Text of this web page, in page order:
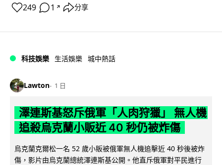
249 1 ↗ 分享
科技娛樂 生活娛樂 城中熱話
Lawton 1 日
澤連斯基怒斥俄軍「人肉狩獵」 無人機
追殺烏克蘭小販近 40 秒仍被炸傷
烏克蘭克爾松一名 52 歲小販被俄軍無人機追擊近 40 秒後被炸
傷，影片由烏克蘭總統澤連斯基公開。他直斥俄軍對平民進行